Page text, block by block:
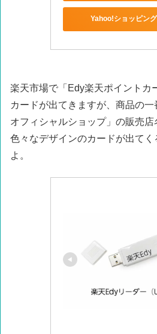
Yahoo!ショッピン
楽天市場で「Edy楽天ポイントカ
カードが出てきますが、商品の
オフィシャルショップ」の販売店
色々なデザインのカードが出て
よ。